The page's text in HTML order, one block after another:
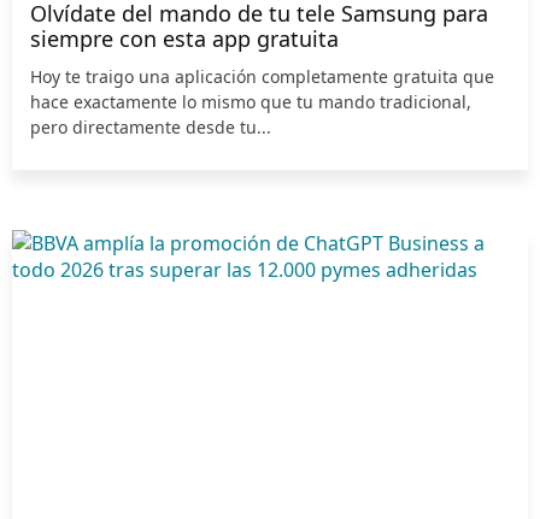
Olvídate del mando de tu tele Samsung para
siempre con esta app gratuita
Hoy te traigo una aplicación completamente gratuita que
hace exactamente lo mismo que tu mando tradicional,
pero directamente desde tu...